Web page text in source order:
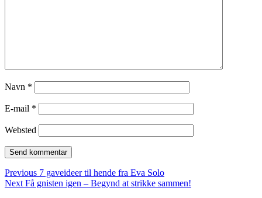
Navn *
E-mail *
Websted
Indlægsnavigation
Previous Previous
post:
7 gaveideer til hende fra Eva Solo
Next Next
Få gnisten igen – Begynd at strikke sammen!